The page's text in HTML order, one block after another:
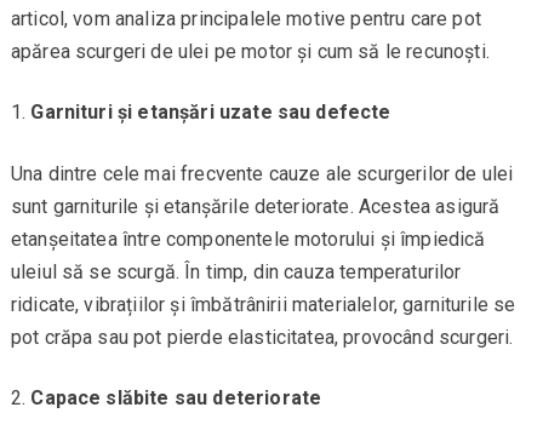
articol, vom analiza principalele motive pentru care pot
apărea scurgeri de ulei pe motor și cum să le recunoști.
Garnituri și etanșări uzate sau defecte
Una dintre cele mai frecvente cauze ale scurgerilor de ulei
sunt garniturile și etanșările deteriorate. Acestea asigură
etanșeitatea între componentele motorului și împiedică
uleiul să se scurgă. În timp, din cauza temperaturilor
ridicate, vibrațiilor și îmbătrânirii materialelor, garniturile se
pot crăpa sau pot pierde elasticitatea, provocând scurgeri.
Capace slăbite sau deteriorate